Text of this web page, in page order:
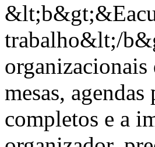
trabalho&lt;/
organizacionais
mesas,
completos e a